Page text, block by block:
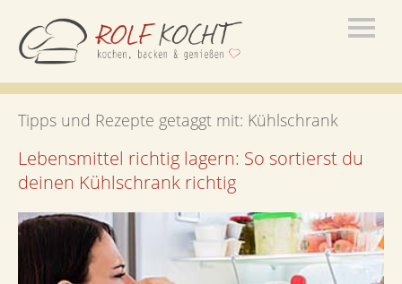
Tipps und Rezepte getaggt mit: Kühlschrank
Lebensmittel richtig lagern: So sortierst du
deinen Kühlschrank richtig